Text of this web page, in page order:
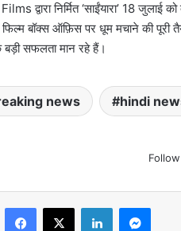
द्वारा निर्मित ‘साईंयारा’ 18 जुलाई
बॉक्स ऑफ़िस पर धूम मचाने की पूरी
सफलता मान रहे हैं।
news hindi
Facebook
X LinkedIn